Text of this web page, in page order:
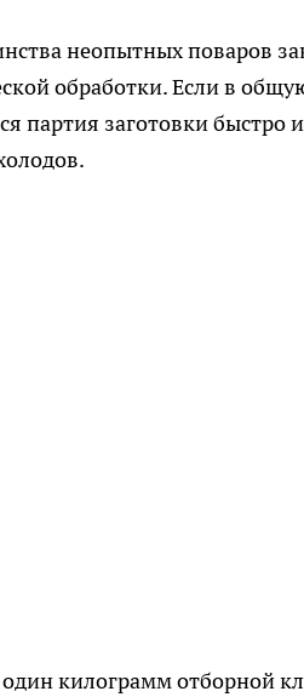
неопытных поваров
обработки. Если в
партия заготовки быстро
килограмм отборной